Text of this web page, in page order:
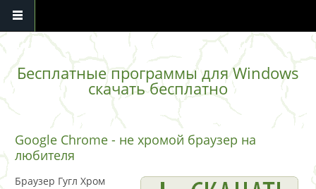
Перейти к основному содержанию
Бесплатные программы для Windows
скачать бесплатно
Google Chrome - не хромой браузер на
любителя
Браузер Гугл Хром